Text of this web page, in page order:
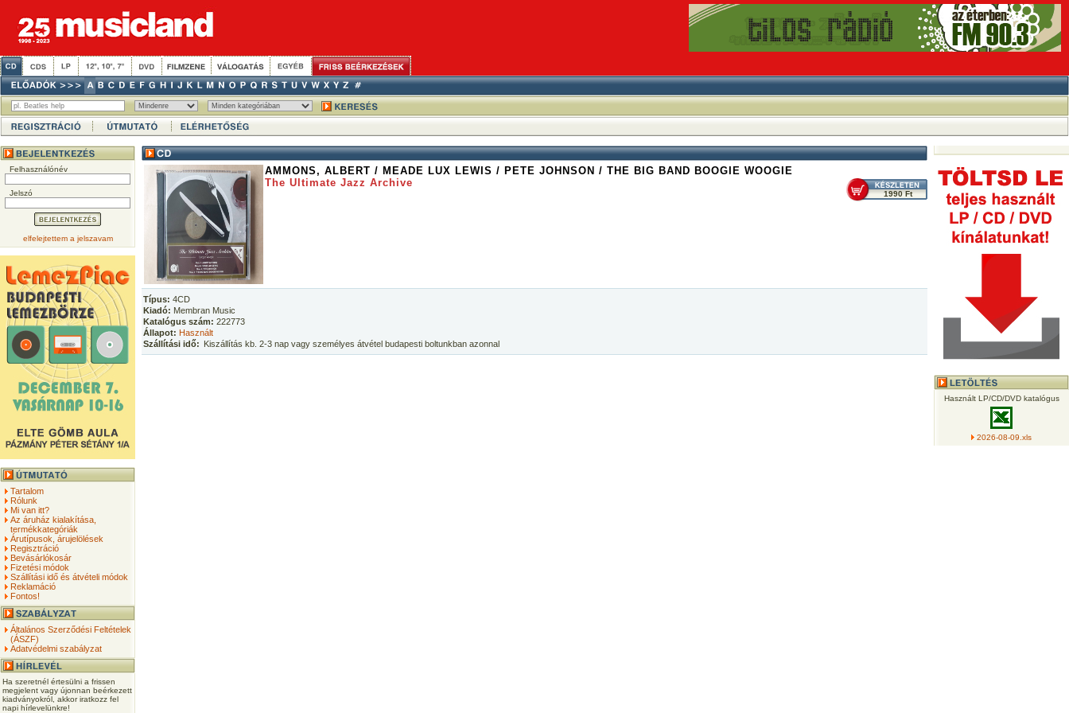
Felhasználónév
Jelszó
elfelejtettem a jelszavam
Tartalom
Rólunk
Mi van itt?
Az áruház kialakítása,
termékkategóriák
Árutípusok, árujelölések
Regisztráció
Bevásárlókosár
Fizetési módok
Szállítási idő és átvételi módok
Reklamáció
Fontos!
Általános Szerződési Feltételek
(ÁSZF)
Adatvédelmi szabályzat
Ha szeretnél értesülni a frissen
megjelent vagy újonnan beérkezett
kiadványokról, akkor iratkozz fel
napi hírlevelünkre!
AMMONS, ALBERT / MEADE LUX LEWIS / PETE JOHNSON / THE BIG BAND BOOGIE WOOGIE
The Ultimate Jazz Archive
1990 Ft
Típus: 4CD
Kiadó: Membran Music
Katalógus szám: 222773
Állapot: Használt
Szállítási idő: Kiszállítás kb. 2-3 nap vagy személyes átvétel budapesti boltunkban azonnal
Használt LP/CD/DVD katalógus
2026-08-09.xls